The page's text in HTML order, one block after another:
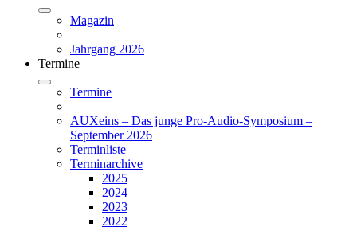
Magazin
Jahrgang 2026
Termine
Termine
AUXeins – Das junge Pro-Audio-Symposium –
September 2026
Terminliste
Terminarchive
2025
2024
2023
2022